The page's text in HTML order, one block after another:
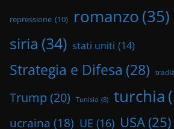
repressione (10) romanzo(35)
siria (34) stati uniti (14)
Strategia e Difesa (28)
Trump (20) Tunisia (8) turchia
ucraina (18) UE (16) USA (25)